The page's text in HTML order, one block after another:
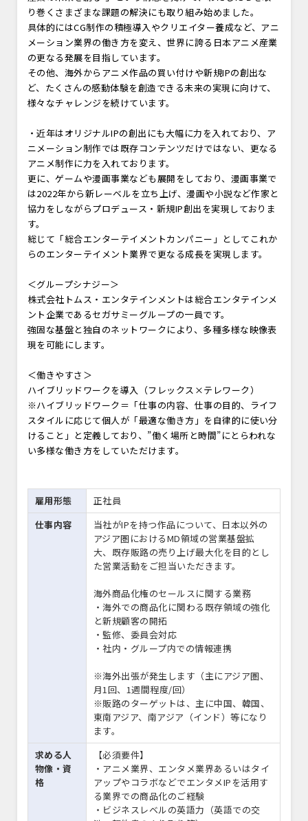
り巻くさまざまな課題の解決にも取り組み始めました。
具体的にはCG制作の積極導入やクリエイター養成など、アニ
メーション業界の働き方を変え、世界に誇る日本アニメ産業
の更なる発展を目指しています。
その他、海外からアニメ作品の買い付けや新規IPの創出な
ど、たくさんの感動体験を創造できる未来の実現に向けて、
様々なチャレンジを続けています。
・近年はオリジナルIPの創出にも大幅に力を入れており、ア
ニメーション制作では既存コンテンツだけではない、更なる
アニメ制作に力を入れております。
更に、ゲームや漫画事業なども展開をしており、漫画事業で
は2022年から新レーベルを立ち上げ、漫画や小説など作家と
協力をしながらプロデュース・新規IP創出を実現しておりま
す。
総じて「総合エンターテイメントカンパニー」としてこれか
らのエンターテイメント業界で更なる成長を実現します。
＜グループシナジー＞
株式会社トムス・エンタテインメントは総合エンタテインメ
ント企業であるセガサミーグループの一員です。
強固な基盤と独自のネットワークにより、多種多様な映像表
現を可能にします。
＜働きやすさ＞
ハイブリッドワークを導入（フレックス×テレワーク）
※ハイブリッドワーク＝「仕事の内容、仕事の目的、ライフ
スタイルに応じて個人が「最適な働き方」を自律的に使い分
けること」と定義しており、”働く場所と時間”にとらわれな
い多様な働き方をしていただけます。
雇用形態
正社員
仕事内容
当社がIPを持つ作品について、日本以外の
アジア圏におけるMD領域の営業基盤拡
大、既存販路の売り上げ最大化を目的とし
た営業活動をご担当いただきます。
海外商品化権のセールスに関する業務
・海外での商品化に関わる既存領域の強化
と新規顧客の開拓
・監修、委員会対応
・社内・グループ内での情報連携
※海外出張が発生します（主にアジア圏、
月1回、1週間程度/回）
※販路のターゲットは、主に中国、韓国、
東南アジア、南アジア（インド）等になり
ます。
求める人
物像・資
格
【必須要件】
・アニメ業界、エンタメ業界あるいはタイ
アップやコラボなどでエンタメIPを活用す
る業界での商品化のご経験
・ビジネスレベルの英語力（英語での交